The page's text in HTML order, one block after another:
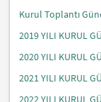
Kurul Toplantı
2019 YILI KURUL
2020 YILI KURUL
2021 YILI KURUL
2022 YILI KURUL